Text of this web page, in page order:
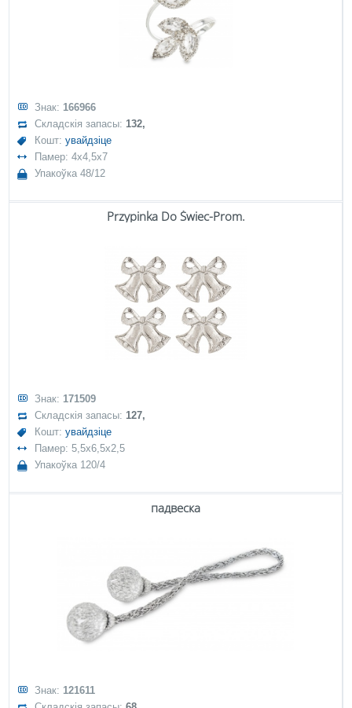
Знак: 166966
Складскія запасы:132,
Кошт:увайдзіце
Памер: 4x4,5x7
Упакоўка 48/12
Przypinka Do Świec-Prom.
Знак: 171509
Складскія запасы:127,
Кошт:увайдзіце
Памер: 5,5x6,5x2,5
Упакоўка 120/4
падвеска
Знак: 121611